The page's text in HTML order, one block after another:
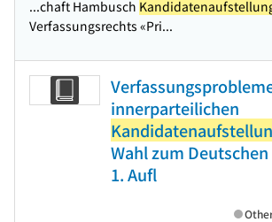
...chaft Hambusch
Verfassungsrechts «Pri...
innerparteilichen
Wahl zum
1. Aufl